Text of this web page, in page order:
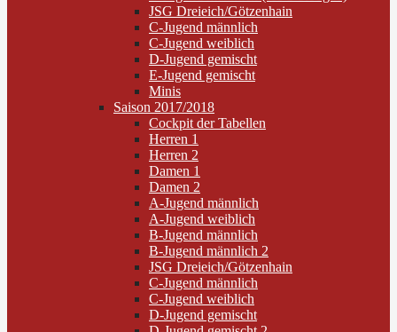
JSG Dreieich/Götzenhain
C-Jugend männlich
C-Jugend weiblich
D-Jugend gemischt
E-Jugend gemischt
Minis
Saison 2017/2018
Cockpit der Tabellen
Herren 1
Herren 2
Damen 1
Damen 2
A-Jugend männlich
A-Jugend weiblich
B-Jugend männlich
B-Jugend männlich 2
JSG Dreieich/Götzenhain
C-Jugend männlich
C-Jugend weiblich
D-Jugend gemischt